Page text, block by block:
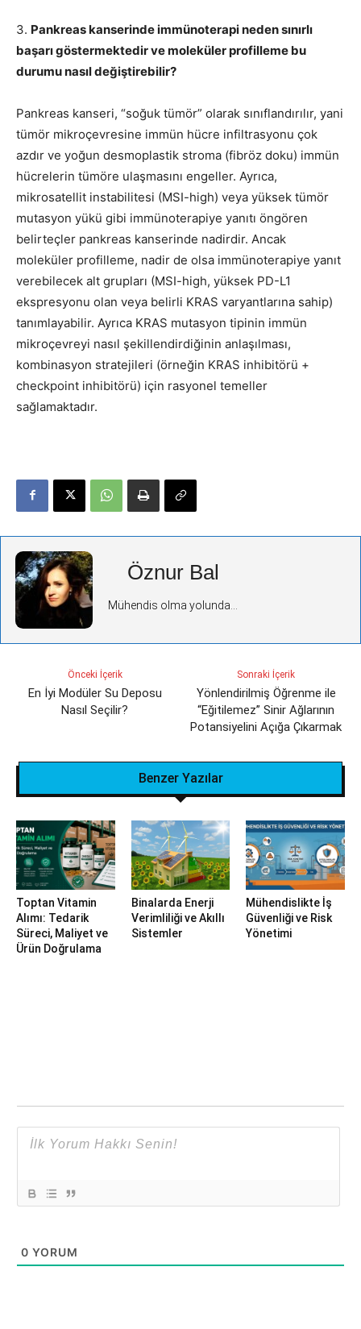
3. Pankreas kanserinde immünoterapi neden sınırlı
başarı göstermektedir ve moleküler profilleme bu
durumu nasıl değiştirebilir?
Pankreas kanseri, “soğuk tümör” olarak sınıflandırılır, yani
tümör mikroçevresine immün hücre infiltrasyonu çok
azdır ve yoğun desmoplastik stroma (fibröz doku) immün
hücrelerin tümöre ulaşmasını engeller. Ayrıca,
mikrosatellit instabilitesi (MSI-high) veya yüksek tümör
mutasyon yükü gibi immünoterapiye yanıtı öngören
belirteçler pankreas kanserinde nadirdir. Ancak
moleküler profilleme, nadir de olsa immünoterapiye yanıt
verebilecek alt grupları (MSI-high, yüksek PD-L1
ekspresyonu olan veya belirli KRAS varyantlarına sahip)
tanımlayabilir. Ayrıca KRAS mutasyon tipinin immün
mikroçevreyi nasıl şekillendirdiğinin anlaşılması,
kombinasyon stratejileri (örneğin KRAS inhibitörü +
checkpoint inhibitörü) için rasyonel temeller
sağlamaktadır.
Öznur Bal
Mühendis olma yolunda...
Önceki İçerik
En İyi Modüler Su Deposu
Nasıl Seçilir?
Sonraki İçerik
Yönlendirilmiş Öğrenme ile
“Eğitilemez” Sinir Ağlarının
Potansiyelini Açığa Çıkarmak
Benzer Yazılar
Toptan Vitamin
Alımı: Tedarik
Süreci, Maliyet ve
Ürün Doğrulama
Binalarda Enerji
Verimliliği ve Akıllı
Sistemler
Mühendislikte İş
Güvenliği ve Risk
Yönetimi
0 YORUM